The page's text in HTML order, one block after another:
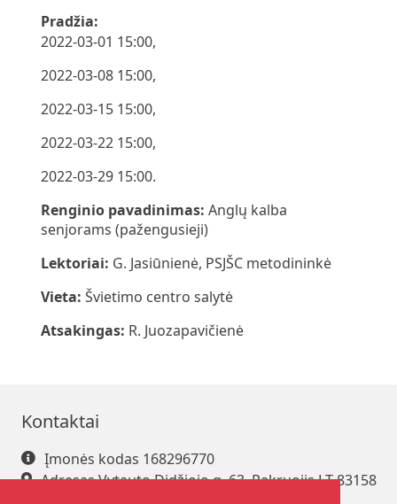
Pradžia:
2022-03-01 15:00,
2022-03-08 15:00,
2022-03-15 15:00,
2022-03-22 15:00,
2022-03-29 15:00.
Renginio pavadinimas: Anglų kalba
senjorams (pažengusieji)
Lektoriai: G. Jasiūnienė, PSJŠC metodininkė
Vieta: Švietimo centro salytė
Atsakingas: R. Juozapavičienė
Kontaktai
Įmonės kodas 168296770
Adresas Vytauto Didžiojo g. 63, Pakruojis LT-83158